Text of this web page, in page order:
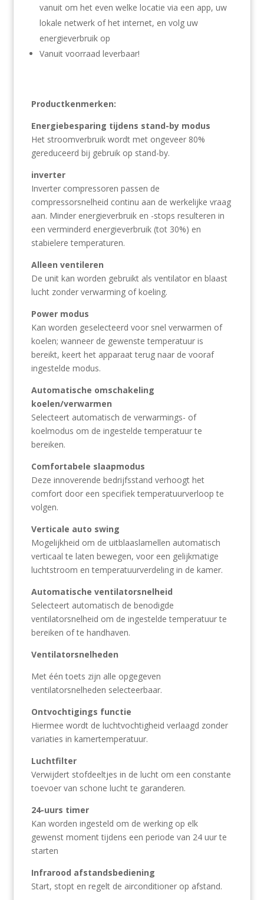
vanuit om het even welke locatie via een app, uw
lokale netwerk of het internet, en volg uw
energieverbruik op
Vanuit voorraad leverbaar!
Productkenmerken:
Energiebesparing tijdens stand-by modus
Het stroomverbruik wordt met ongeveer 80%
gereduceerd bij gebruik op stand-by.
inverter
Inverter compressoren passen de
compressorsnelheid continu aan de werkelijke vraag
aan. Minder energieverbruik en -stops resulteren in
een verminderd energieverbruik (tot 30%) en
stabielere temperaturen.
Alleen ventileren
De unit kan worden gebruikt als ventilator en blaast
lucht zonder verwarming of koeling.
Power modus
Kan worden geselecteerd voor snel verwarmen of
koelen; wanneer de gewenste temperatuur is
bereikt, keert het apparaat terug naar de vooraf
ingestelde modus.
Automatische omschakeling
koelen/verwarmen
Selecteert automatisch de verwarmings- of
koelmodus om de ingestelde temperatuur te
bereiken.
Comfortabele slaapmodus
Deze innoverende bedrijfsstand verhoogt het
comfort door een specifiek temperatuurverloop te
volgen.
Verticale auto swing
Mogelijkheid om de uitblaaslamellen automatisch
verticaal te laten bewegen, voor een gelijkmatige
luchtstroom en temperatuurverdeling in de kamer.
Automatische ventilatorsnelheid
Selecteert automatisch de benodigde
ventilatorsnelheid om de ingestelde temperatuur te
bereiken of te handhaven.
Ventilatorsnelheden
Met één toets zijn alle opgegeven
ventilatorsnelheden selecteerbaar.
Ontvochtigings functie
Hiermee wordt de luchtvochtigheid verlaagd zonder
variaties in kamertemperatuur.
Luchtfilter
Verwijdert stofdeeltjes in de lucht om een constante
toevoer van schone lucht te garanderen.
24-uurs timer
Kan worden ingesteld om de werking op elk
gewenst moment tijdens een periode van 24 uur te
starten
Infrarood afstandsbediening
Start, stopt en regelt de airconditioner op afstand.